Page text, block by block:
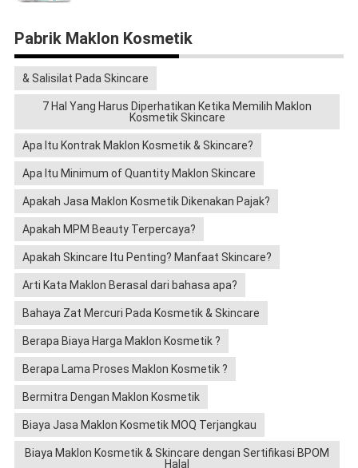
Pabrik Maklon Kosmetik
& Salisilat Pada Skincare
7 Hal Yang Harus Diperhatikan Ketika Memilih Maklon
Kosmetik Skincare
Apa Itu Kontrak Maklon Kosmetik & Skincare?
Apa Itu Minimum of Quantity Maklon Skincare
Apakah Jasa Maklon Kosmetik Dikenakan Pajak?
Apakah MPM Beauty Terpercaya?
Apakah Skincare Itu Penting? Manfaat Skincare?
Arti Kata Maklon Berasal dari bahasa apa?
Bahaya Zat Mercuri Pada Kosmetik & Skincare
Berapa Biaya Harga Maklon Kosmetik ?
Berapa Lama Proses Maklon Kosmetik ?
Bermitra Dengan Maklon Kosmetik
Biaya Jasa Maklon Kosmetik MOQ Terjangkau
Biaya Maklon Kosmetik & Skincare dengan Sertifikasi BPOM
Halal